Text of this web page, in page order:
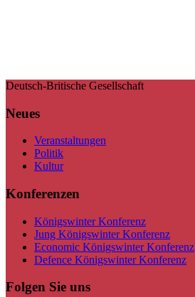
Deutsch-Britische Gesellschaft
Neues
Veranstaltungen
Politik
Kultur
Konferenzen
Königswinter Konferenz
Jung Königswinter Konferenz
Economic Königswinter Konferenz
Defence Königswinter Konferenz
Folgen Sie uns